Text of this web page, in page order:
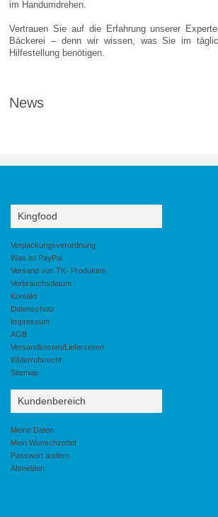
im Handumdrehen.
Vertrauen Sie auf die Erfahrung unserer
Bäckerei – denn wir wissen, was Sie im
Hilfestellung benötigen.
News
Kingfood
Verpackungsverordnung
Was ist PayPal
Versand von TK- Produkten
Verbrauchsdatum
Kontakt
Datenschutz
Impressum
AGB
Versandkosten/Lieferzeiten
Widerrufsrecht
Sitemap
Kundenbereich
Meine Daten
Mein Wunschzettel
Passwort ändern
Abmelden